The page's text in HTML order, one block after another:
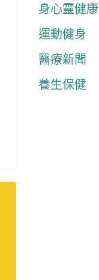
身心靈健康
運動健身
醫療新聞
養生保健